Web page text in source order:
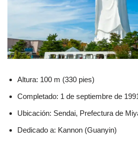
Altura: 100 m (330 pies)
Completado: 1 de septiembre de
Ubicación: Sendai, Prefectura de
Dedicado a: Kannon (Guanyin)